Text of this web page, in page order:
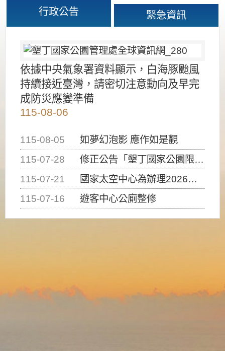
行政公告 緊急資訊
依據中央氣象署資料顯示，白海豚颱風
持續接近臺灣，請密切注意動向及早完
成防災應變準備
115-08-06
115-08-05
如夢幻泡影 應作如是觀
115-07-28
修正公告「墾丁國家公園限制水域遊憩活動之種類、範圍、時間及行為」，自即日生效。
115-07-21
國家太空中心為辦理2026台灣盃火箭競賽，陸、海、空域警戒及協調相關事宜，因颱風備案事宜
115-07-16
遊客中心公廁整修